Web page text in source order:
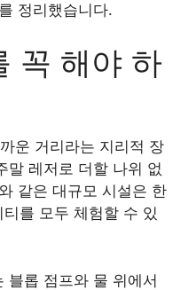
정리했습니다.
꼭 해야 하
운 거리라는 지리적 장
말 레저로 더할 나위 없
같은 대규모 시설은 한
를 모두 체험할 수 있
블롭 점프와 물 위에서